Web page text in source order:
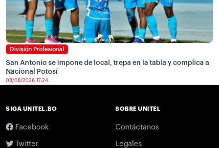
División Profesional
San Antonio se impone de local, trepa en la tabla y complica a
Nacional Potosí
08/08/2026 17:24
SIGA UNITEL.BO
Facebook
Twitter
SOBRE UNITEL
Contáctanos
Legales